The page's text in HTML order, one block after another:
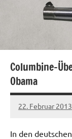
Columbine-
Obama
22. Februar 2013
In den